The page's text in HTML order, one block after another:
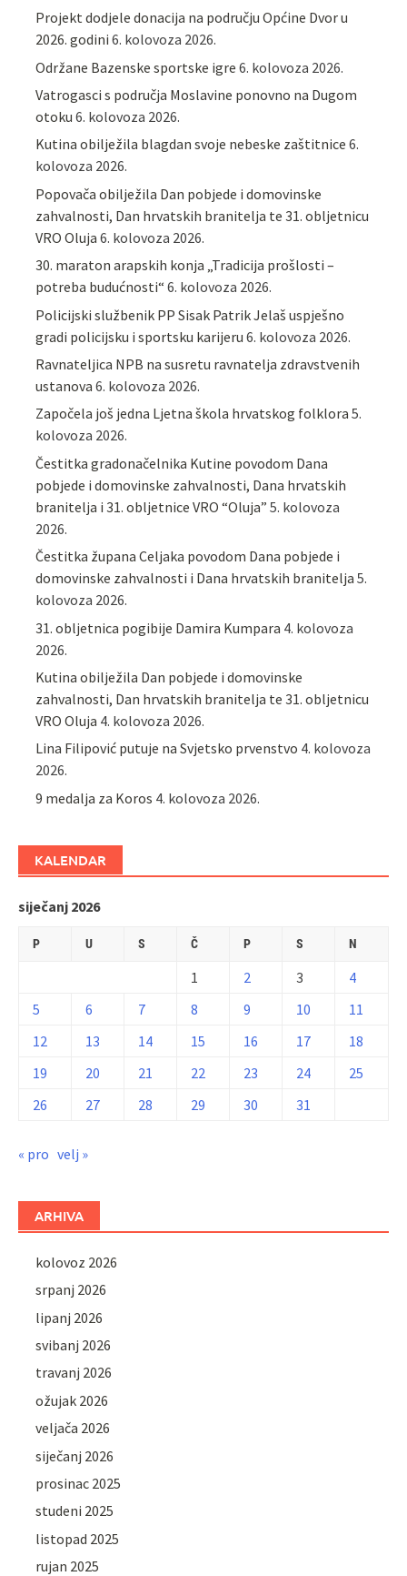
Projekt dodjele donacija na području Općine Dvor u
2026. godini 6. kolovoza 2026.
Održane Bazenske sportske igre 6. kolovoza 2026.
Vatrogasci s područja Moslavine ponovno na Dugom
otoku 6. kolovoza 2026.
Kutina obilježila blagdan svoje nebeske zaštitnice 6.
kolovoza 2026.
Popovača obilježila Dan pobjede i domovinske
zahvalnosti, Dan hrvatskih branitelja te 31. obljetnicu
VRO Oluja 6. kolovoza 2026.
30. maraton arapskih konja „Tradicija prošlosti –
potreba budućnosti“ 6. kolovoza 2026.
Policijski službenik PP Sisak Patrik Jelaš uspješno
gradi policijsku i sportsku karijeru 6. kolovoza 2026.
Ravnateljica NPB na susretu ravnatelja zdravstvenih
ustanova 6. kolovoza 2026.
Započela još jedna Ljetna škola hrvatskog folklora 5.
kolovoza 2026.
Čestitka gradonačelnika Kutine povodom Dana
pobjede i domovinske zahvalnosti, Dana hrvatskih
branitelja i 31. obljetnice VRO “Oluja” 5. kolovoza
2026.
Čestitka župana Celjaka povodom Dana pobjede i
domovinske zahvalnosti i Dana hrvatskih branitelja 5.
kolovoza 2026.
31. obljetnica pogibije Damira Kumpara 4. kolovoza
2026.
Kutina obilježila Dan pobjede i domovinske
zahvalnosti, Dan hrvatskih branitelja te 31. obljetnicu
VRO Oluja 4. kolovoza 2026.
Lina Filipović putuje na Svjetsko prvenstvo 4. kolovoza
2026.
9 medalja za Koros 4. kolovoza 2026.
KALENDAR
siječanj 2026
P U S Č P S N
1 2 3
4
5
6 7 8 9 10
11
12
13 14 15 16 17
18
19
20 21 22 23 24
25
26
27 28 29 30 31
« pro velj »
ARHIVA
kolovoz 2026
srpanj 2026
lipanj 2026
svibanj 2026
travanj 2026
ožujak 2026
veljača 2026
siječanj 2026
prosinac 2025
studeni 2025
listopad 2025
rujan 2025